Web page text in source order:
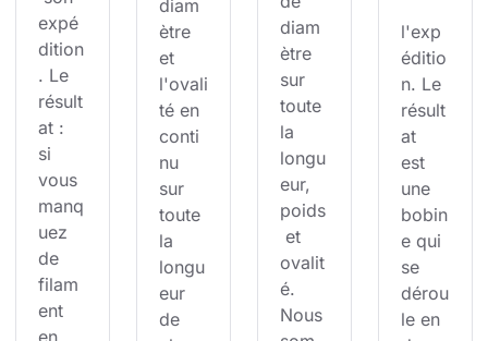
expé
dition
. Le
résult
at :
si
vous
manq
uez
de
filam
ent
diam
ètre
et
l'ovali
té en
conti
nu
sur
toute
la
longu
eur
de
diam
ètre
sur
toute
la
longu
eur,
poids
et
ovalit
é.
Nous
l'exp
éditio
n. Le
résult
at
est
une
bobin
e qui
se
dérou
le en